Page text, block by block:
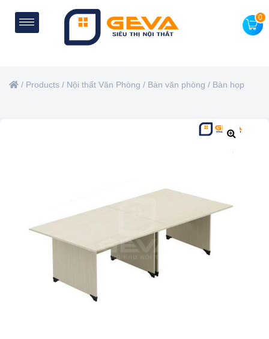
0
/ Products / Nội thất Văn Phòng / Bàn văn phòng / Bàn họp